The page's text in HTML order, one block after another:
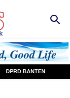
DPRD BANTEN